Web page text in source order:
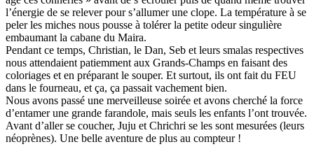
l’énergie de se relever pour s’allumer une clope. La température à se
peler les miches nous pousse à tolérer la petite odeur singulière
embaumant la cabane du Maira.
Pendant ce temps, Christian, le Dan, Seb et leurs smalas respectives
nous attendaient patiemment aux Grands-Champs en faisant des
coloriages et en préparant le souper. Et surtout, ils ont fait du FEU
dans le fourneau, et ça, ça passait vachement bien.
Nous avons passé une merveilleuse soirée et avons cherché la force
d’entamer une grande farandole, mais seuls les enfants l’ont trouvée.
Avant d’aller se coucher, Juju et Chrichri se les sont mesurées (leurs
néoprènes). Une belle aventure de plus au compteur !